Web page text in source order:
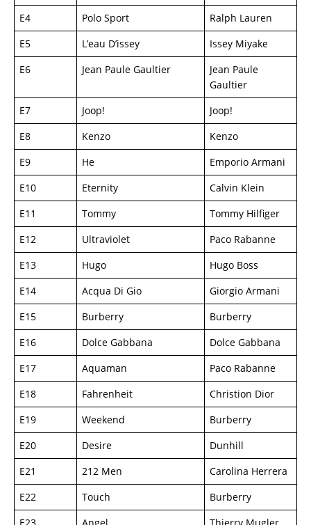
E4
Polo Sport
Ralph Lauren
E5
L’eau D’issey
Issey Miyake
E6
Jean Paule Gaultier
Jean Paule
Gaultier
E7
Joop!
Joop!
E8
Kenzo
Kenzo
E9
He
Emporio Armani
E10
Eternity
Calvin Klein
E11
Tommy
Tommy Hilfiger
E12
Ultraviolet
Paco Rabanne
E13
Hugo
Hugo Boss
E14
Acqua Di Gio
Giorgio Armani
E15
Burberry
Burberry
E16
Dolce Gabbana
Dolce Gabbana
E17
Aquaman
Paco Rabanne
E18
Fahrenheit
Christion Dior
E19
Weekend
Burberry
E20
Desire
Dunhill
E21
212 Men
Carolina Herrera
E22
Touch
Burberry